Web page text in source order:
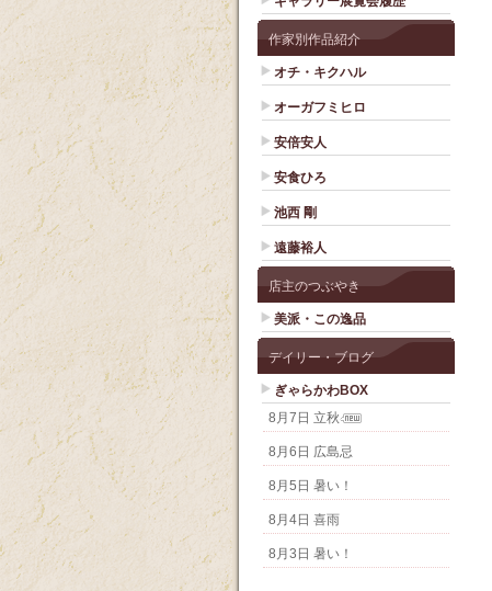
作家別作品紹介
オチ・キクハル
オーガフミヒロ
安倍安人
安食ひろ
池西 剛
遠藤裕人
店主のつぶやき
美派・この逸品
デイリー・ブログ
ぎゃらかわBOX
8月7日 立秋
8月6日 広島忌
8月5日 暑い！
8月4日 喜雨
8月3日 暑い！